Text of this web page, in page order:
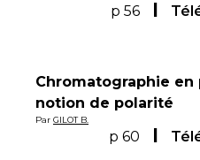
p 56
Chromatographie en
notion de polarité
Par GILOT B.
p 60